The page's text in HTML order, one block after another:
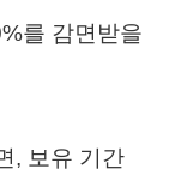
를 감면받을
, 보유 기간